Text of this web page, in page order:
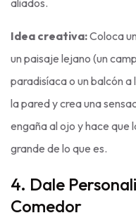
aliados.
Idea creativa:Coloca
un paisaje lejano (un
paradisíaca o un balcón
la pared y crea una
engaña al ojo y hace que
grande de lo que es.
4. Dale
Comedor